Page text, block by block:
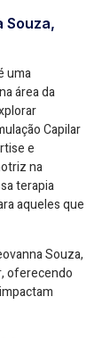
Souza,
uma
área da
Capilar
e
na
terapia
aqueles que
Souza,
oferecendo